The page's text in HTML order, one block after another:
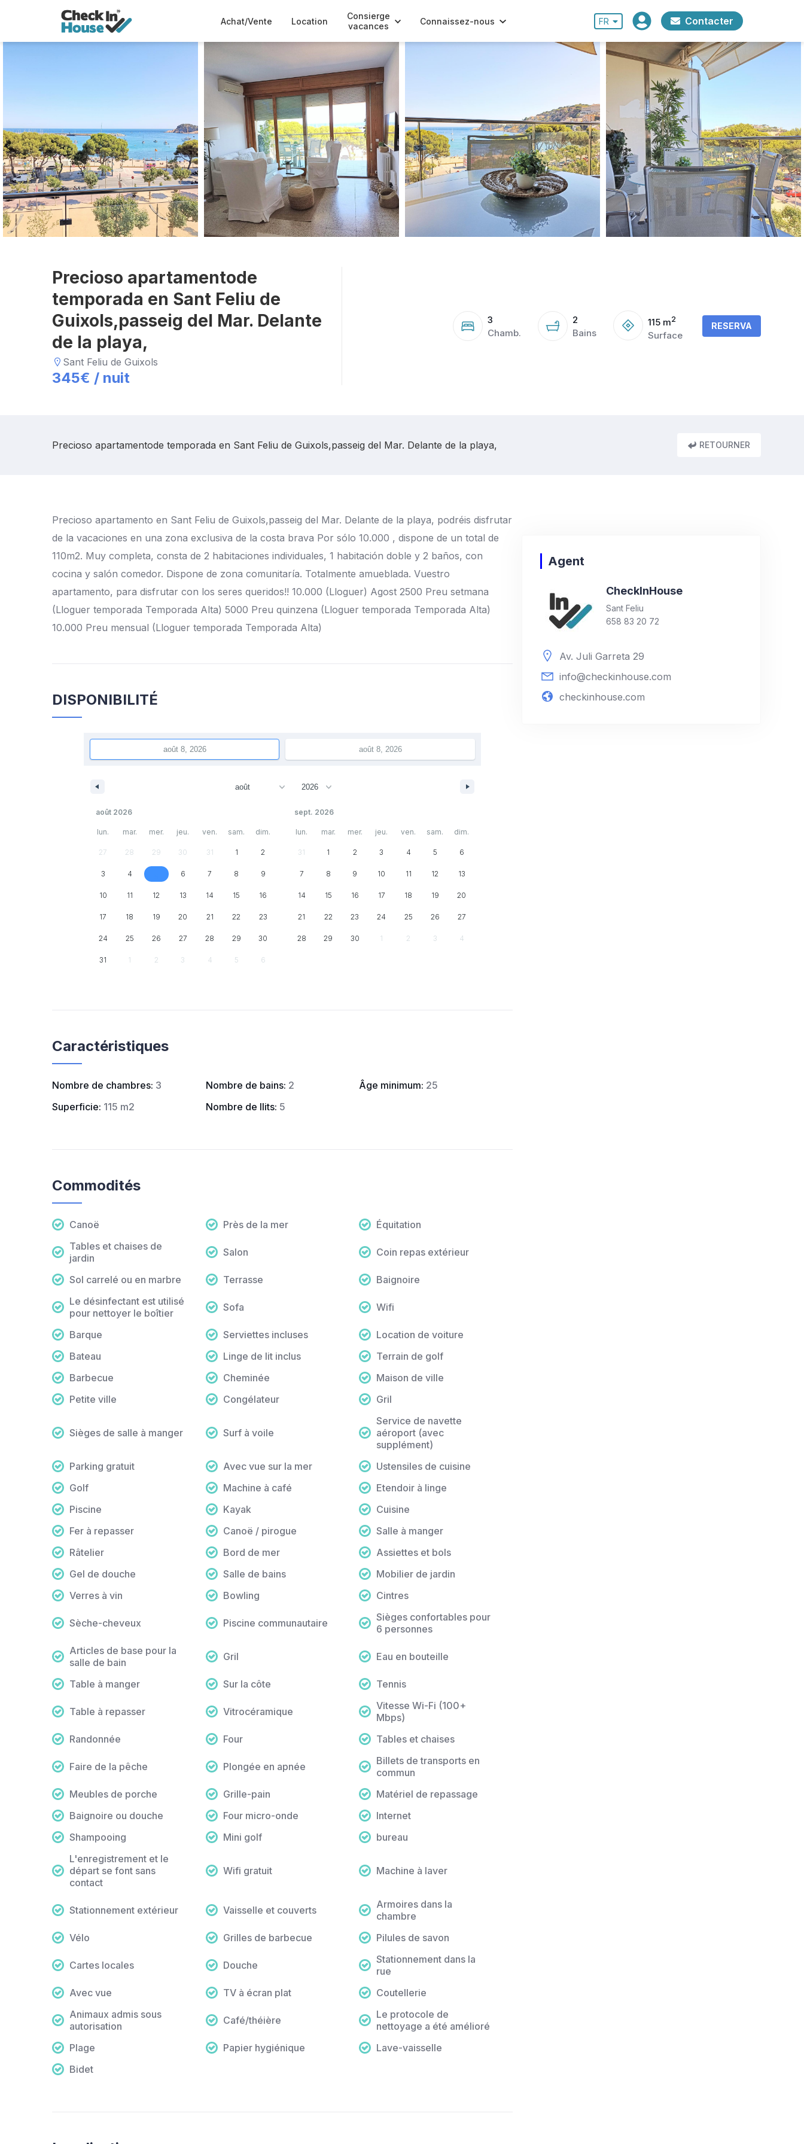
Achat/Vente Location
Consierge
vacances
Connaissez-nous FR Contacter
Precioso apartamentode
temporada en Sant Feliu de
Guixols,passeig del Mar. Delante
de la playa,
Sant Feliu de Guixols
345€ / nuit
3
Chamb.
2
Bains
115 m2
Surface
RESERVA
Precioso apartamentode temporada en Sant Feliu de Guixols,passeig del Mar. Delante de la playa, RETOURNER
Precioso apartamento en Sant Feliu de Guixols,passeig del Mar. Delante de la playa, podréis disfrutar
de la vacaciones en una zona exclusiva de la costa brava Por sólo 10.000 , dispone de un total de
110m2. Muy completa, consta de 2 habitaciones individuales, 1 habitación doble y 2 baños, con
cocina y salón comedor. Dispone de zona comunitaría. Totalmente amueblada. Vuestro
apartamento, para disfrutar con los seres queridos!! 10.000 (Lloguer) Agost 2500 Preu setmana
(Lloguer temporada Temporada Alta) 5000 Preu quinzena (Lloguer temporada Temporada Alta)
10.000 Preu mensual (Lloguer temporada Temporada Alta)
DISPONIBILITÉ
août 2026
lun. mar. mer. jeu. ven. sam. dim.
27 28 29 30 31 1 2
3 4 6 7 8 9
10 11 12 13 14 15 16
17 18 19 20 21 22 23
24 25 26 27 28 29 30
31 1 2 3 4 5 6
sept. 2026
lun. mar. mer. jeu. ven. sam. dim.
31 1 2 3 4 5 6
7 8 9 10 11 12 13
14 15 16 17 18 19 20
21 22 23 24 25 26 27
28 29 30 1 2 3 4
Caractéristiques
Nombre de chambres: 3 Nombre de bains: 2 Âge minimum: 25
Superficie: 115 m2 Nombre de llits: 5
Commodités
Canoë Près de la mer
Équitation
Tables et chaises de
jardin
Salon Coin repas extérieur
Sol carrelé ou en marbre Terrasse
Baignoire
Le désinfectant est utilisé
pour nettoyer le boîtier
Sofa Wifi
Barque Serviettes incluses
Location de voiture
Bateau
Linge de lit inclus
Terrain de golf
Barbecue
Cheminée
Maison de ville
Petite ville
Congélateur Gril
Sièges de salle à manger Surf à voile
Service de navette
aéroport (avec
supplément)
Parking gratuit
Avec vue sur la mer
Ustensiles de cuisine
Golf
Machine à café
Etendoir à linge
Piscine
Kayak
Cuisine
Fer à repasser
Canoë / pirogue
Salle à manger
Râtelier
Bord de mer
Assiettes et bols
Gel de douche
Salle de bains
Mobilier de jardin
Verres à vin
Bowling Cintres
Sèche-cheveux Piscine communautaire
Sièges confortables pour
6 personnes
Articles de base pour la
salle de bain
Gril Eau en bouteille
Table à manger Sur la côte Tennis
Table à repasser Vitrocéramique
Vitesse Wi-Fi (100+
Mbps)
Randonnée
Four Tables et chaises
Faire de la pêche Plongée en apnée
Billets de transports en
commun
Meubles de porche
Grille-pain
Matériel de repassage
Baignoire ou douche
Four micro-onde
Internet
Shampooing
Mini golf
bureau
L'enregistrement et le
départ se font sans
contact
Wifi gratuit Machine à laver
Stationnement extérieur Vaisselle et couverts
Armoires dans la
chambre
Vélo
Grilles de barbecue Pilules de savon
Cartes locales Douche
Stationnement dans la
rue
Avec vue
TV à écran plat
Coutellerie
Animaux admis sous
autorisation
Café/théière
Le protocole de
nettoyage a été amélioré
Plage
Papier hygiénique
Lave-vaisselle
Bidet
Agent
CheckInHouse
Sant Feliu
658 83 20 72
Av. Juli Garreta 29
info@checkinhouse.com
checkinhouse.com